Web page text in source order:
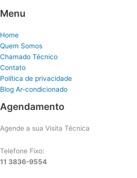
Menu
Home
Quem Somos
Chamado Técnico
Contato
Política de privacidade
Blog Ar-condicionado
Agendamento
Agende a sua Visita Técnica
Telefone Fixo:
11 3836-9554